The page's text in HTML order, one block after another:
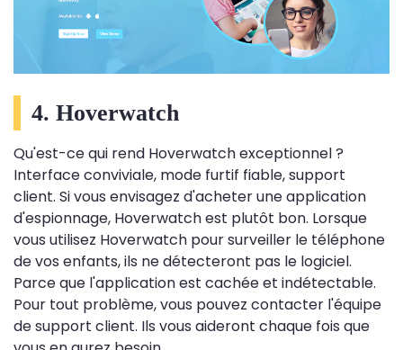
4. Hoverwatch
Qu'est-ce qui rend Hoverwatch exceptionnel ?
Interface conviviale, mode furtif fiable, support
client. Si vous envisagez d'acheter une application
d'espionnage, Hoverwatch est plutôt bon. Lorsque
vous utilisez Hoverwatch pour surveiller le téléphone
de vos enfants, ils ne détecteront pas le logiciel.
Parce que l'application est cachée et indétectable.
Pour tout problème, vous pouvez contacter l'équipe
de support client. Ils vous aideront chaque fois que